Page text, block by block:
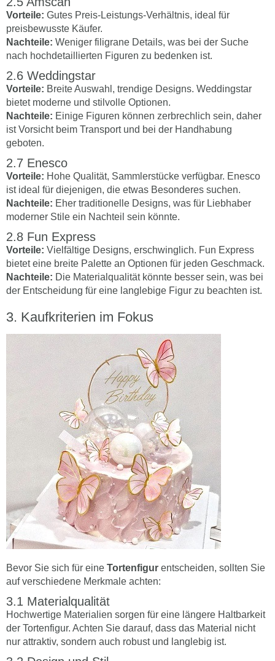
Vorteile: Gutes Preis-Leistungs-Verhältnis, ideal für
preisbewusste Käufer.
Nachteile: Weniger filigrane Details, was bei der Suche
nach hochdetaillierten Figuren zu bedenken ist.
Weddingstar
Vorteile: Breite Auswahl, trendige Designs. Weddingstar
bietet moderne und stilvolle Optionen.
Nachteile: Einige Figuren können zerbrechlich sein, daher
ist Vorsicht beim Transport und bei der Handhabung
geboten.
Enesco
Vorteile: Hohe Qualität, Sammlerstücke verfügbar. Enesco
ist ideal für diejenigen, die etwas Besonderes suchen.
Nachteile: Eher traditionelle Designs, was für Liebhaber
moderner Stile ein Nachteil sein könnte.
Fun Express
Vorteile: Vielfältige Designs, erschwinglich. Fun Express
bietet eine breite Palette an Optionen für jeden Geschmack.
Nachteile: Die Materialqualität könnte besser sein, was bei
der Entscheidung für eine langlebige Figur zu beachten ist.
Kaufkriterien im Fokus
Bevor Sie sich für eine Tortenfigur entscheiden, sollten Sie
auf verschiedene Merkmale achten:
Materialqualität
Hochwertige Materialien sorgen für eine längere Haltbarkeit
der Tortenfigur. Achten Sie darauf, dass das Material nicht
nur attraktiv, sondern auch robust und langlebig ist.